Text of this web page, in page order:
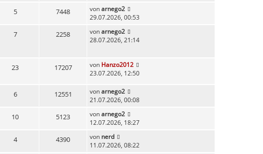
5 7448 vonarnego2
29.07.2026, 00:53
7 2258 vonarnego2
28.07.2026, 21:14
23 17207 von Hanzo2012
23.07.2026, 12:50
6 12551 vonarnego2
21.07.2026, 00:08
10 5123 vonarnego2
12.07.2026, 18:27
4 4390 von nerd
11.07.2026, 08:22